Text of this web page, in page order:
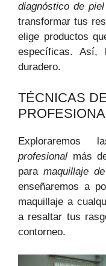
diagnóstico de piel
transformar tus
elige productos
específicas. Así,
duradero.
TÉCNICAS
Exploraremos
profesional más
para maquillaje
enseñaremos a
maquillaje a
a resaltar tus
contorneo.